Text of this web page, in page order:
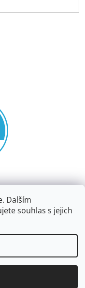
Dalším
souhlas s jejich